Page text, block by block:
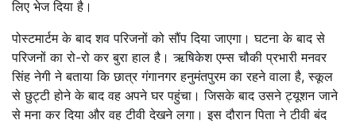
लिए भेज दिया है।
पोस्टमार्टम के बाद शव परिजनों को सौंप दिया जाएगा। घटना के बाद से
परिजनों का रो-रो कर बुरा हाल है। ऋषिकेश एम्स चौकी प्रभारी मनवर
सिंह नेगी ने बताया कि छात्र गंगानगर हनुमंतपुरम का रहने वाला है, स्कूल
से छुट्टी होने के बाद वह अपने घर पहुंचा। जिसके बाद उसने ट्यूशन जाने
से मना कर दिया और वह टीवी देखने लगा। इस दौरान पिता ने टीवी बंद